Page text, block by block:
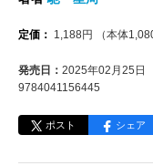
定価： 1,188円 （本体
発売日： 2025年02月25日
9784041156445
ポスト シェア